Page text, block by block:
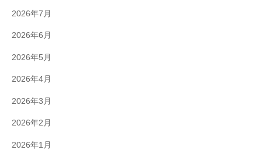
2026年7月
2026年6月
2026年5月
2026年4月
2026年3月
2026年2月
2026年1月